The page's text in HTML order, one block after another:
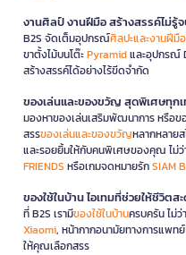
งานศิลป์ งานฝีมือ สร้างสรรค์ไม่รู้
B2S จัดเต็มอุปกรณ์ศิลปะและงานฝีมือ
ขาตั้งไม้บนโต๊ะPyramidและอุปกรณ์
สร้างสรรค์ได้อย่างไร้ขีดจำกัด
ของเล่นและของขวัญ สุดพิเศษทุก
มองหาของเล่นเสริมพัฒนาการ หรือ
สรรของเล่นและของขวัญหลากหลาย
และรอยยิ้มให้กับคนพิเศษของคุณ ไม่ว่
FRIENDS หรือเกมจดหมายรักSIAM
ของใช้ในบ้าน ไอเทมที่ช่วยให้ชีวิตส
ที่ B2S เรามีของใช้ในบ้านครบครัน ไม่ว่
Xiaomi, หน้ากากอนามัยทางการแพทย์
ให้คุณเลือกสรร